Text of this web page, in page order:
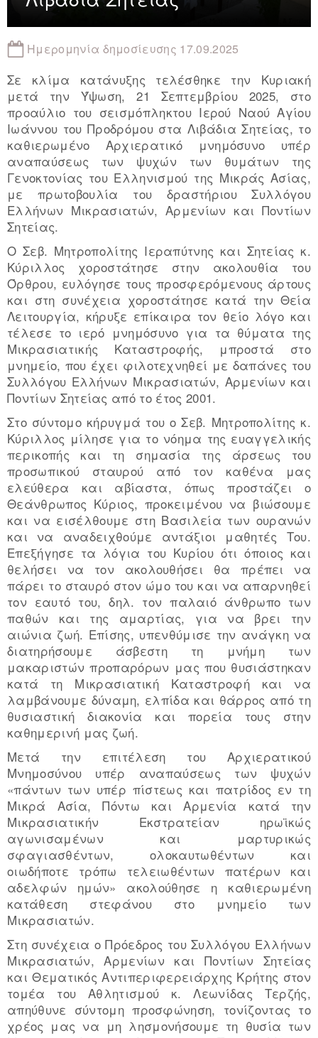
Ημερομηνία δημοσίευσης 17.09.2025
Σε κλίμα κατάνυξης τελέσθηκε την Κυριακή
μετά την Ύψωση, 21 Σεπτεμβρίου 2025, στο
προαύλιο του σεισμόπληκτου Ιερού Ναού Αγίου
Ιωάννου του Προδρόμου στα Λιβάδια Σητείας, το
καθιερωμένο Αρχιερατικό μνημόσυνο υπέρ
αναπαύσεως των ψυχών των θυμάτων της
Γενοκτονίας του Ελληνισμού της Μικράς Ασίας,
με πρωτοβουλία του δραστήριου Συλλόγου
Ελλήνων Μικρασιατών, Αρμενίων και Ποντίων
Σητείας.
Ο Σεβ. Μητροπολίτης Ιεραπύτνης και Σητείας κ.
Κύριλλος χοροστάτησε στην ακολουθία του
Όρθρου, ευλόγησε τους προσφερόμενους άρτους
και στη συνέχεια χοροστάτησε κατά την Θεία
Λειτουργία, κήρυξε επίκαιρα τον θείο λόγο και
τέλεσε το ιερό μνημόσυνο για τα θύματα της
Μικρασιατικής Καταστροφής, μπροστά στο
μνημείο, που έχει φιλοτεχνηθεί με δαπάνες του
Συλλόγου Ελλήνων Μικρασιατών, Αρμενίων και
Ποντίων Σητείας από το έτος 2001.
Στο σύντομο κήρυγμά του ο Σεβ. Μητροπολίτης κ.
Κύριλλος μίλησε για το νόημα της ευαγγελικής
περικοπής και τη σημασία της άρσεως του
προσωπικού σταυρού από τον καθένα μας
ελεύθερα και αβίαστα, όπως προστάζει ο
Θεάνθρωπος Κύριος, προκειμένου να βιώσουμε
και να εισέλθουμε στη Βασιλεία των ουρανών
και να αναδειχθούμε αντάξιοι μαθητές Του.
Eπεξήγησε τα λόγια του Κυρίου ότι όποιος και
θελήσει να τον ακολουθήσει θα πρέπει να
πάρει το σταυρό στον ώμο του και να απαρνηθεί
τον εαυτό του, δηλ. τον παλαιό άνθρωπο των
παθών και της αμαρτίας, για να βρει την
αιώνια ζωή. Επίσης, υπενθύμισε την ανάγκη να
διατηρήσουμε άσβεστη τη μνήμη των
μακαριστών προπαρόρων μας που θυσιάστηκαν
κατά τη Μικρασιατική Καταστροφή και να
λαμβάνουμε δύναμη, ελπίδα και θάρρος από τη
θυσιαστική διακονία και πορεία τους στην
καθημερινή μας ζωή.
Μετά την επιτέλεση του Αρχιερατικού
Μνημοσύνου υπέρ αναπαύσεως των ψυχών
«πάντων των υπέρ πίστεως και πατρίδος εν τη
Μικρά Ασία, Πόντω και Αρμενία κατά την
Μικρασιατικήν Εκστρατείαν ηρωϊκώς
αγωνισαμένων και μαρτυρικώς
σφαγιασθέντων, ολοκαυτωθέντων και
οιωδήποτε τρόπω τελειωθέντων πατέρων και
αδελφών ημών» ακολούθησε η καθιερωμένη
κατάθεση στεφάνου στο μνημείο των
Μικρασιατών.
Στη συνέχεια ο Πρόεδρος του Συλλόγου Ελλήνων
Μικρασιατών, Αρμενίων και Ποντίων Σητείας
και Θεματικός Αντιπεριφερειάρχης Κρήτης στον
τομέα του Αθλητισμού κ. Λεωνίδας Τερζής,
απηύθυνε σύντομη προσφώνηση, τονίζοντας το
χρέος μας να μη λησμονήσουμε τη θυσία των